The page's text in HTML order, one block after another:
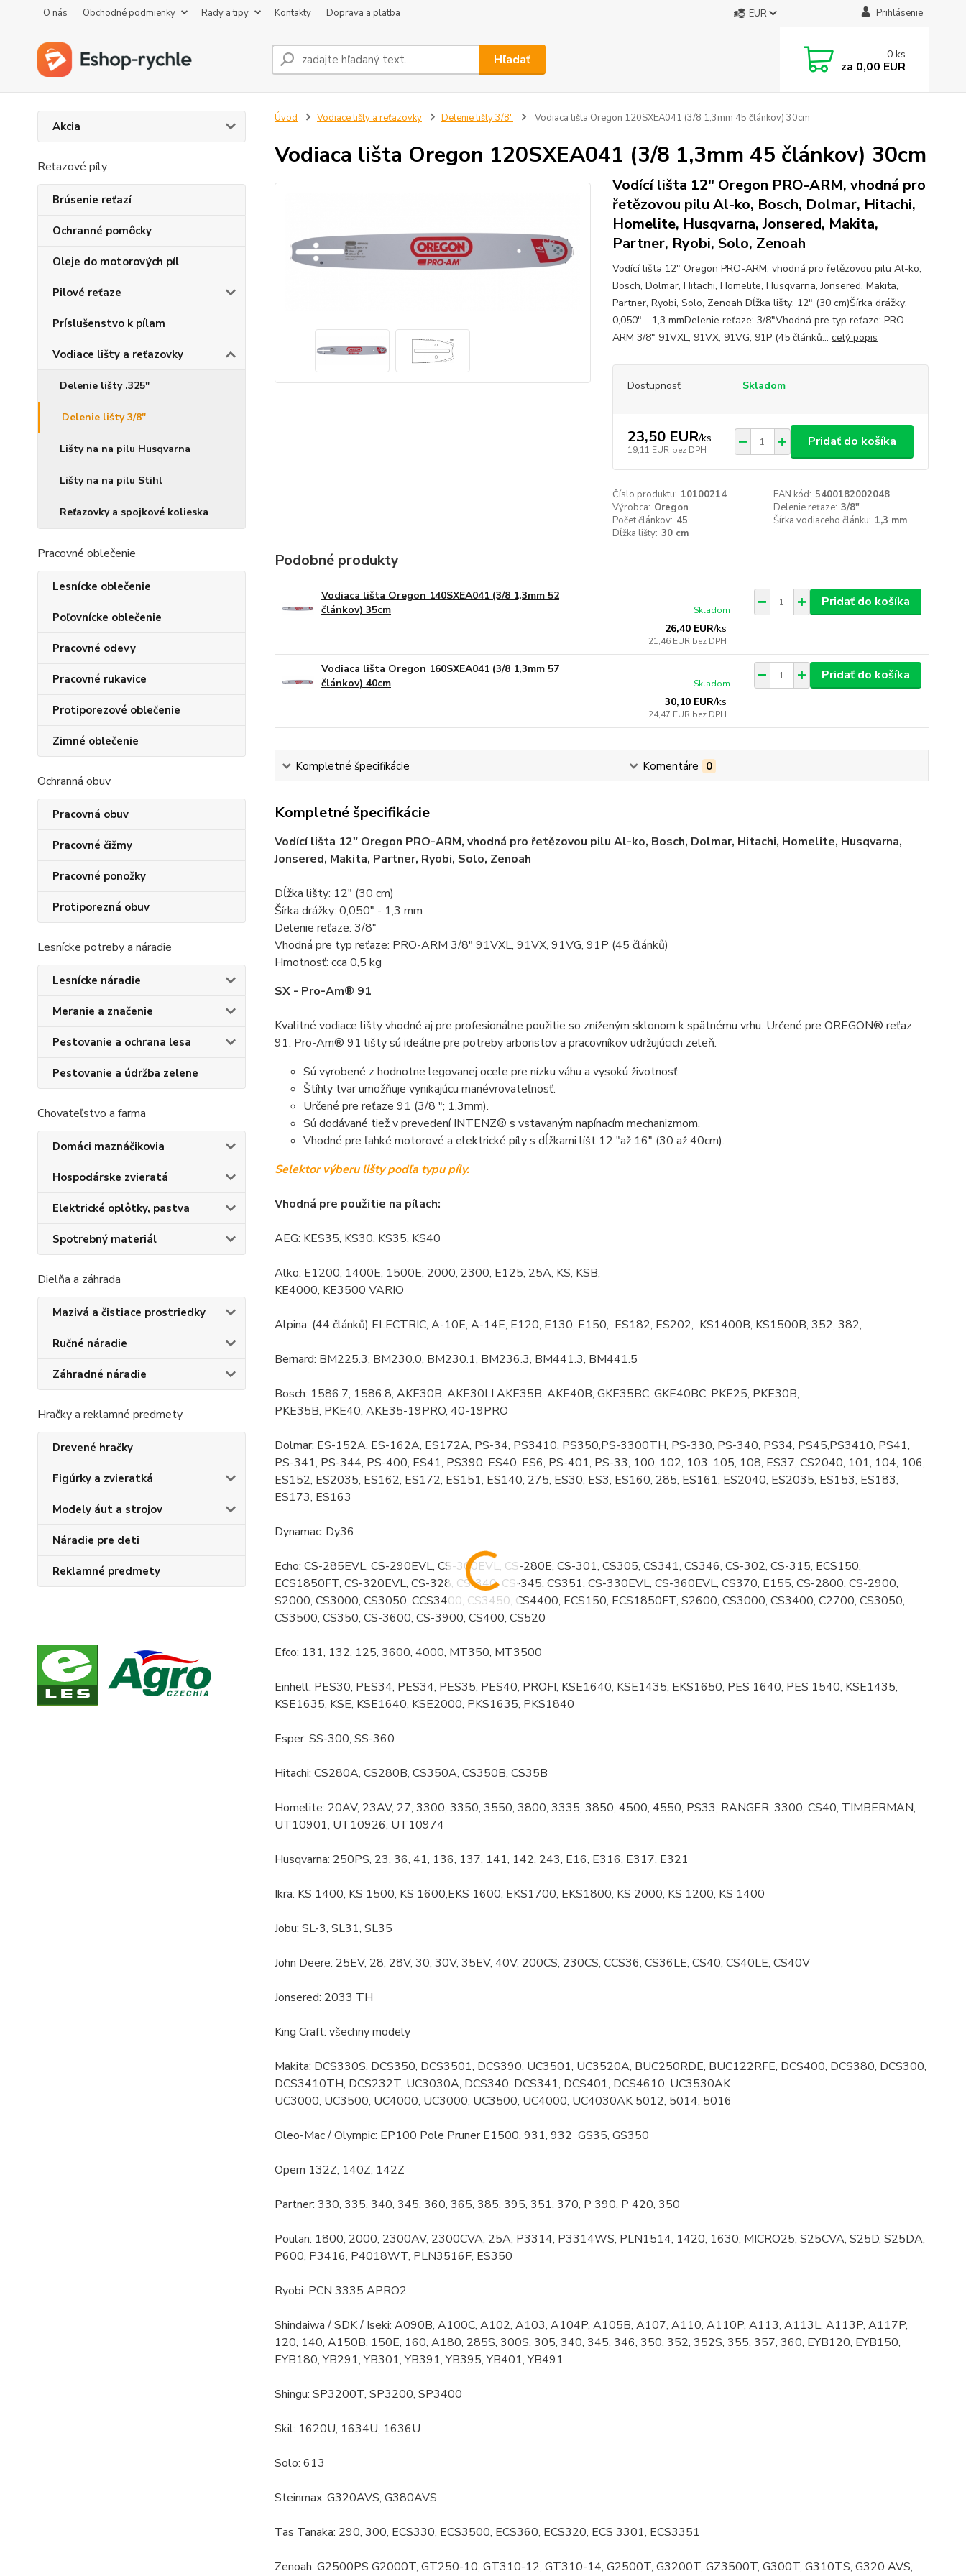
O nás Obchodné podmienky Rady a tipy Kontakty Doprava a platba EUR Prihlásenie
Hľadať 0 ks
za 0,00 EUR
Akcia
Reťazové píly
Brúsenie reťazí
Ochranné pomôcky
Oleje do motorových píl
Pilové reťaze
Príslušenstvo k pílam
Vodiace lišty a reťazovky
Delenie lišty .325"
Delenie lišty 3/8"
Lišty na na pilu Husqvarna
Lišty na na pilu Stihl
Reťazovky a spojkové kolieska
Pracovné oblečenie
Lesnícke oblečenie
Poľovnícke oblečenie
Pracovné odevy
Pracovné rukavice
Protiporezové oblečenie
Zimné oblečenie
Ochranná obuv
Pracovná obuv
Pracovné čižmy
Pracovné ponožky
Protiporezná obuv
Lesnícke potreby a náradie
Lesnícke náradie
Meranie a značenie
Pestovanie a ochrana lesa
Pestovanie a údržba zelene
Chovateľstvo a farma
Domáci maznáčikovia
Hospodárske zvieratá
Elektrické oplôtky, pastva
Spotrebný materiál
Dielňa a záhrada
Mazivá a čistiace prostriedky
Ručné náradie
Záhradné náradie
Hračky a reklamné predmety
Drevené hračky
Figúrky a zvieratká
Modely áut a strojov
Náradie pre deti
Reklamné predmety
Úvod Vodiace lišty a reťazovky Delenie lišty 3/8" Vodiaca lišta Oregon 120SXEA041 (3/8 1,3mm 45 článkov) 30cm
Vodiaca lišta Oregon 120SXEA041 (3/8 1,3mm 45 článkov) 30cm
Vodící lišta 12" Oregon PRO-ARM, vhodná pro
řetězovou pilu Al-ko, Bosch, Dolmar, Hitachi,
Homelite, Husqvarna, Jonsered, Makita,
Partner, Ryobi, Solo, Zenoah
Vodící lišta 12" Oregon PRO-ARM, vhodná pro řetězovou pilu Al-ko,
Bosch, Dolmar, Hitachi, Homelite, Husqvarna, Jonsered, Makita,
Partner, Ryobi, Solo, Zenoah Dĺžka lišty: 12" (30 cm)Šírka drážky:
0,050" - 1,3 mmDelenie reťaze: 3/8"Vhodná pre typ reťaze: PRO-
ARM 3/8" 91VXL, 91VX, 91VG, 91P (45 článků... celý popis
Dostupnosť Skladom
23,50 EUR/ks
19,11 EUR bez DPH
Pridať do košíka
Číslo produktu: 10100214 EAN kód: 5400182002048
Výrobca: Oregon Delenie reťaze: 3/8"
Počet článkov: 45 Šírka vodiaceho článku: 1,3 mm
Dĺžka lišty: 30 cm
Podobné produkty
Vodiaca lišta Oregon 140SXEA041 (3/8 1,3mm 52
článkov) 35cm
26,40 EUR/ks
21,46 EUR bez DPH
Skladom
Pridať do košíka
Vodiaca lišta Oregon 160SXEA041 (3/8 1,3mm 57
článkov) 40cm
30,10 EUR/ks
24,47 EUR bez DPH
Skladom
Pridať do košíka
Kompletné špecifikácie Komentáre 0
Kompletné špecifikácie
Vodící lišta 12" Oregon PRO-ARM, vhodná pro řetězovou pilu Al-ko, Bosch, Dolmar, Hitachi, Homelite, Husqvarna,
Jonsered, Makita, Partner, Ryobi, Solo, Zenoah
Dĺžka lišty: 12" (30 cm)
Šírka drážky: 0,050" - 1,3 mm
Delenie reťaze: 3/8"
Vhodná pre typ reťaze: PRO-ARM 3/8" 91VXL, 91VX, 91VG, 91P (45 článků)
Hmotnosť: cca 0,5 kg
SX - Pro-Am® 91
Kvalitné vodiace lišty vhodné aj pre profesionálne použitie so zníženým sklonom k spätnému vrhu. Určené pre OREGON® reťaz
91. Pro-Am® 91 lišty sú ideálne pre potreby arboristov a pracovníkov udržujúcich zeleň.
Sú vyrobené z hodnotne legovanej ocele pre nízku váhu a vysokú životnosť.
Štíhly tvar umožňuje vynikajúcu manévrovateľnosť.
Určené pre reťaze 91 (3/8 "; 1,3mm).
Sú dodávané tiež v prevedení INTENZ® s vstavaným napínacím mechanizmom.
Vhodné pre ľahké motorové a elektrické píly s dĺžkami líšt 12 "až 16" (30 až 40cm).
Selektor výberu lišty podľa typu píly.
Vhodná pre použitie na pílach:
AEG: KES35, KS30, KS35, KS40
Alko: E1200, 1400E, 1500E, 2000, 2300, E125, 25A, KS, KSB,
KE4000, KE3500 VARIO
Alpina: (44 článků) ELECTRIC, A-10E, A-14E, E120, E130, E150, ES182, ES202, KS1400B, KS1500B, 352, 382,
Bernard: BM225.3, BM230.0, BM230.1, BM236.3, BM441.3, BM441.5
Bosch: 1586.7, 1586.8, AKE30B, AKE30LI AKE35B, AKE40B, GKE35BC, GKE40BC, PKE25, PKE30B,
PKE35B, PKE40, AKE35-19PRO, 40-19PRO
Dolmar: ES-152A, ES-162A, ES172A, PS-34, PS3410, PS350,PS-3300TH, PS-330, PS-340, PS34, PS45,PS3410, PS41,
PS-341, PS-344, PS-400, ES41, PS390, ES40, ES6, PS-401, PS-33, 100, 102, 103, 105, 108, ES37, CS2040, 101, 104, 106,
ES152, ES2035, ES162, ES172, ES151, ES140, 275, ES30, ES3, ES160, 285, ES161, ES2040, ES2035, ES153, ES183,
ES173, ES163
Dynamac: Dy36
Echo: CS-285EVL, CS-290EVL, CS-300EVL, CS-280E, CS-301, CS305, CS341, CS346, CS-302, CS-315, ECS150,
ECS1850FT, CS-320EVL, CS-328, CS-340, CS-345, CS351, CS-330EVL, CS-360EVL, CS370, E155, CS-2800, CS-2900,
S2000, CS3000, CS3050, CCS3400, CS3450, CS4400, ECS150, ECS1850FT, S2600, CS3000, CS3400, C2700, CS3050,
CS3500, CS350, CS-3600, CS-3900, CS400, CS520
Efco: 131, 132, 125, 3600, 4000, MT350, MT3500
Einhell: PES30, PES34, PES34, PES35, PES40, PROFI, KSE1640, KSE1435, EKS1650, PES 1640, PES 1540, KSE1435,
KSE1635, KSE, KSE1640, KSE2000, PKS1635, PKS1840
Esper: SS-300, SS-360
Hitachi: CS280A, CS280B, CS350A, CS350B, CS35B
Homelite: 20AV, 23AV, 27, 3300, 3350, 3550, 3800, 3335, 3850, 4500, 4550, PS33, RANGER, 3300, CS40, TIMBERMAN,
UT10901, UT10926, UT10974
Husqvarna: 250PS, 23, 36, 41, 136, 137, 141, 142, 243, E16, E316, E317, E321
Ikra: KS 1400, KS 1500, KS 1600,EKS 1600, EKS1700, EKS1800, KS 2000, KS 1200, KS 1400
Jobu: SL-3, SL31, SL35
John Deere: 25EV, 28, 28V, 30, 30V, 35EV, 40V, 200CS, 230CS, CCS36, CS36LE, CS40, CS40LE, CS40V
Jonsered: 2033 TH
King Craft: všechny modely
Makita: DCS330S, DCS350, DCS3501, DCS390, UC3501, UC3520A, BUC250RDE, BUC122RFE, DCS400, DCS380, DCS300,
DCS3410TH, DCS232T, UC3030A, DCS340, DCS341, DCS401, DCS4610, UC3530AK
UC3000, UC3500, UC4000, UC3000, UC3500, UC4000, UC4030AK 5012, 5014, 5016
Oleo-Mac / Olympic: EP100 Pole Pruner E1500, 931, 932 GS35, GS350
Opem 132Z, 140Z, 142Z
Partner: 330, 335, 340, 345, 360, 365, 385, 395, 351, 370, P 390, P 420, 350
Poulan: 1800, 2000, 2300AV, 2300CVA, 25A, P3314, P3314WS, PLN1514, 1420, 1630, MICRO25, S25CVA, S25D, S25DA,
P600, P3416, P4018WT, PLN3516F, ES350
Ryobi: PCN 3335 APRO2
Shindaiwa / SDK / Iseki: A090B, A100C, A102, A103, A104P, A105B, A107, A110, A110P, A113, A113L, A113P, A117P,
120, 140, A150B, 150E, 160, A180, 285S, 300S, 305, 340, 345, 346, 350, 352, 352S, 355, 357, 360, EYB120, EYB150,
EYB180, YB291, YB301, YB391, YB395, YB401, YB491
Shingu: SP3200T, SP3200, SP3400
Skil: 1620U, 1634U, 1636U
Solo: 613
Steinmax: G320AVS, G380AVS
Tas Tanaka: 290, 300, ECS330, ECS3500, ECS360, ECS320, ECS 3301, ECS3351
Zenoah: G2500PS G2000T, GT250-10, GT310-12, GT310-14, G2500T, G3200T, GZ3500T, G300T, G310TS, G320 AVS,